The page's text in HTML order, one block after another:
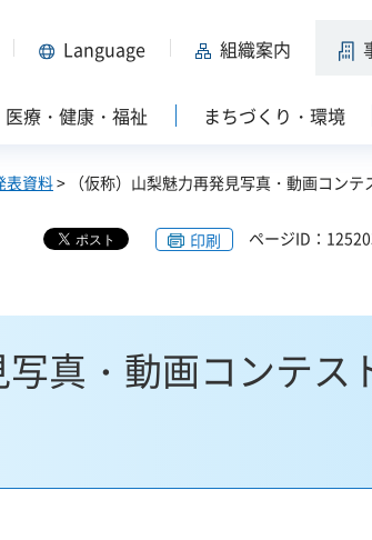
Language 組織案内
医療・健康・福祉 まちづくり・環境
表資料> （仮称）山梨魅力再発見写真・動画コンテ
印刷 ページID：
写真・動画コンテス